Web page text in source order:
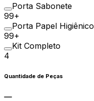
Porta Sabonete
99+
Porta Papel Higiênico
99+
Kit Completo
4
Quantidade de Peças